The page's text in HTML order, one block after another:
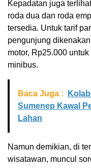
Kepadatan juga
roda dua dan roda
tersedia. Untuk tarif
pengunjung
motor, Rp25.000
minibus.
Baca Juga :
Sumenep Kawal
Lahan
Namun demikian, di
wisatawan, muncul